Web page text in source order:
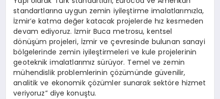
standartlarına uygun zemin iyileştirme imalatlarımızla,
İzmir’e katma değer katacak projelerde hız kesmeden
devam ediyoruz. İzmir Buca metrosu, kentsel
dönüşüm projeleri, İzmir ve çevresinde bulunan sanayi
bölgelerinde zemin iyileştirmeleri ve kule projelerinin
geoteknik imalatlarımız sürüyor. Temel ve zemin
mühendislik problemlerinin çözümünde güvenilir,
analitik ve ekonomik çözümler sunarak sektöre hizmet
veriyoruz” diye konuştu.